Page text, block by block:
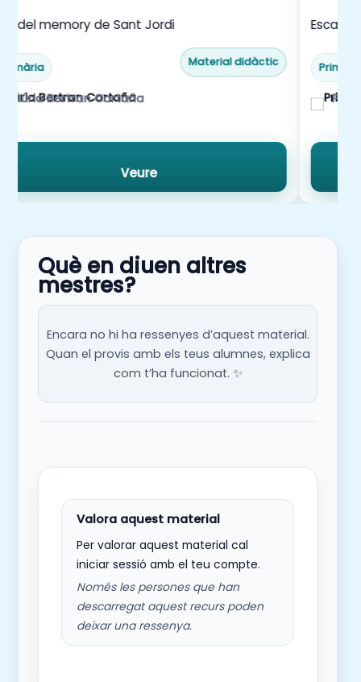
del memory de Sant Jordi
Primària Material didàctic
Núria Bertran Cartaña
Veure
Escape
Què en diuen altres
mestres?
Encara no hi ha ressenyes d’aquest material.
Quan el provis amb els teus alumnes, explica
com t’ha funcionat. ✨
Per valorar aquest material cal
iniciar sessió amb el teu compte.
Només les persones que han
descarregat aquest recurs poden
deixar una ressenya.